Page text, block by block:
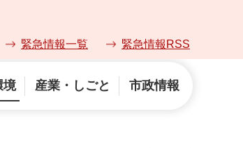
緊急情報一覧 緊急情報RSS
境 産業・しごと 市政情報